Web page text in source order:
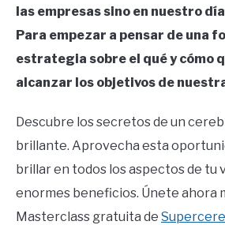
las empresas sino en nuestro
Para empezar a pensar de una
estrategia sobre el qué y cómo
alcanzar los objetivos de
Descubre los secretos de un
brillante. Aprovecha esta
brillar en todos los aspectos de tu
enormes beneficios. Únete ahora
Masterclass gratuita de